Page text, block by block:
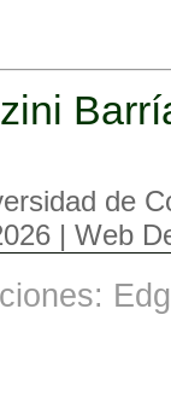
de
| Web